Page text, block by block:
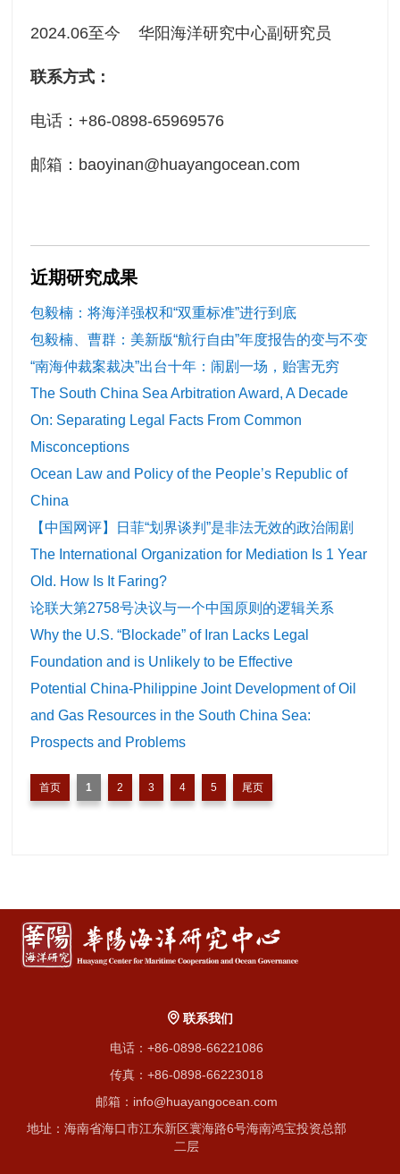
2024.06至今 华阳海洋研究中心副研究员
联系方式：
电话：+86-0898-65969576
邮箱：baoyinan@huayangocean.com
近期研究成果
包毅楠：将海洋强权和“双重标准”进行到底
包毅楠、曹群：美新版“航行自由”年度报告的变与不变
“南海仲裁案裁决”出台十年：闹剧一场，贻害无穷
The South China Sea Arbitration Award, A Decade
On: Separating Legal Facts From Common
Misconceptions
Ocean Law and Policy of the People’s Republic of
China
【中国网评】日菲“划界谈判”是非法无效的政治闹剧
The International Organization for Mediation Is 1 Year
Old. How Is It Faring?
论联大第2758号决议与一个中国原则的逻辑关系
Why the U.S. “Blockade” of Iran Lacks Legal
Foundation and is Unlikely to be Effective
Potential China-Philippine Joint Development of Oil
and Gas Resources in the South China Sea:
Prospects and Problems
首页 1 2 3 4 5 尾页
联系我们
电话：+86-0898-66221086
传真：+86-0898-66223018
邮箱：info@huayangocean.com
地址：海南省海口市江东新区寰海路6号海南鸿宝投资总部
二层